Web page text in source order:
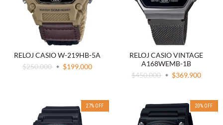
RELOJ CASIO W-219HB-5A
$250.000
$199.000
RELOJ CASIO VINTAGE
A168WEMB-1B
$450.000
$369.900
27% OFF 20% OFF